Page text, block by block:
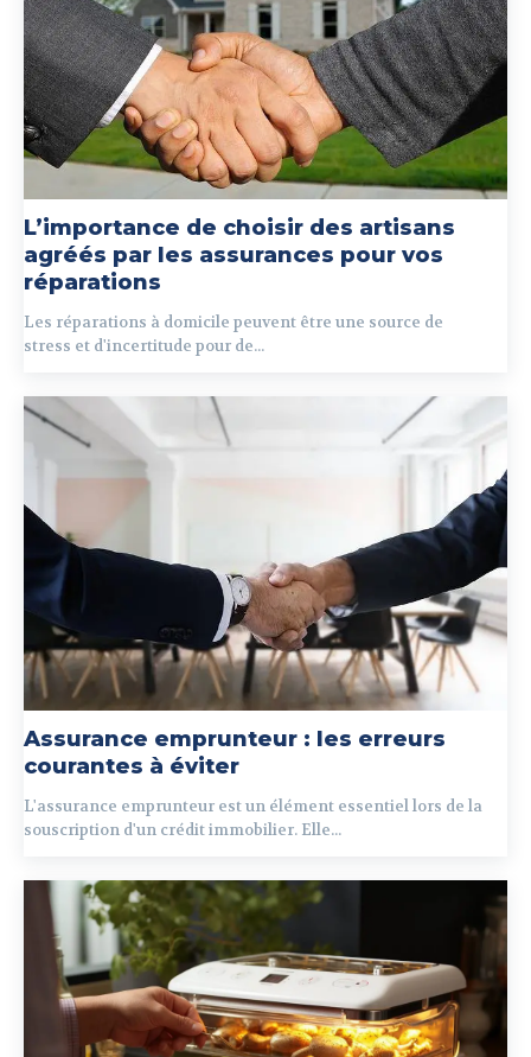
L’importance de choisir des artisans
agréés par les assurances pour vos
réparations
Les réparations à domicile peuvent être une source de
stress et d'incertitude pour de...
Assurance emprunteur : les erreurs
courantes à éviter
L'assurance emprunteur est un élément essentiel lors de la
souscription d'un crédit immobilier. Elle...